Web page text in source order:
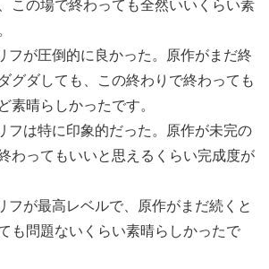
この場で終わっても全然いいくらい素
フが圧倒的に良かった。原作がまだ終
グダしても、この終わりで終わっても
素晴らしかったです。
フは特に印象的だった。原作が未完の
わってもいいと思えるくらい完成度が
フが最高レベルで、原作がまだ続くと
も問題ないくらい素晴らしかったで